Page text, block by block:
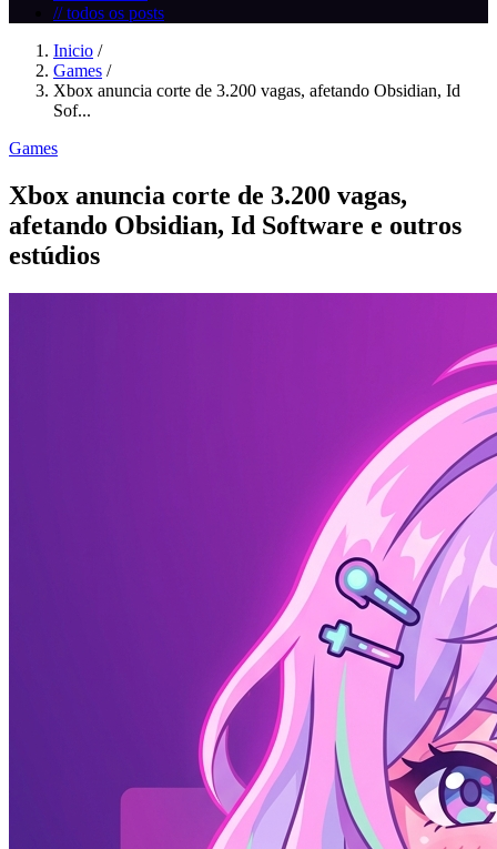
// todos os posts
Inicio /
Games /
Xbox anuncia corte de 3.200 vagas, afetando Obsidian, Id
Sof...
Games
Xbox anuncia corte de 3.200 vagas,
afetando Obsidian, Id Software e outros
estúdios